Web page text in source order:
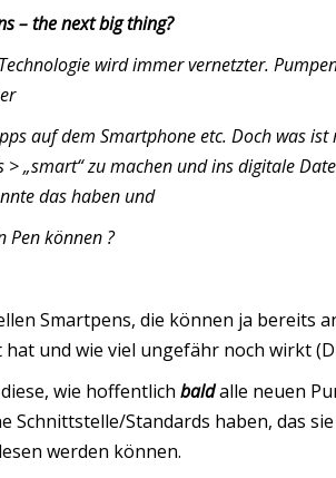
– the next big thing?
wird immer vernetzter.
auf dem Smartphone etc. Doch was
> „smart“ zu machen und ins digitale
das haben und
Pen können ?
Smartpens, die können ja bereits
und wie viel ungefähr noch wirkt
wie hoffentlich baldalle neuen
Schnittstelle/Standards haben, das
werden können.